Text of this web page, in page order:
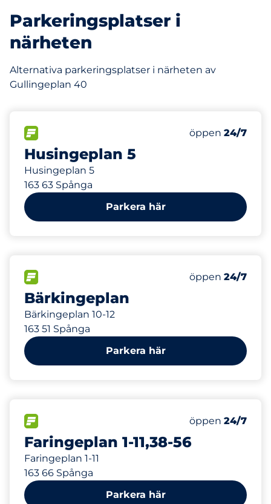
Parkeringsplatser i
närheten
Alternativa parkeringsplatser i närheten av
Gullingeplan 40
Husingeplan 5
Husingeplan 5
163 63 Spånga
Antal
Totalt antal
Fredag&nbsp
öppen 24/7
142 m
Parkera här
Bärkingeplan
Bärkingeplan 10-12
163 51 Spånga
Antal
Totalt antal
Fredag&nbsp
öppen 24/7
171 m
Parkera här
Faringeplan 1-11,38-56
Faringeplan 1-11
163 66 Spånga
Antal
Totalt antal
Fredag&nbsp
öppen 24/7
206 m
Parkera här